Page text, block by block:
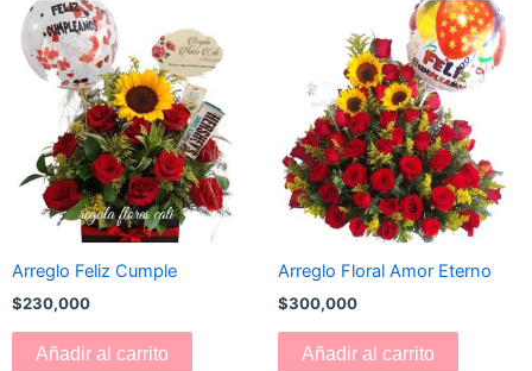
Arreglo Feliz Cumple
$230,000
Añadir al carrito
Arreglo Floral Amor Eterno
$300,000
Añadir al carrito